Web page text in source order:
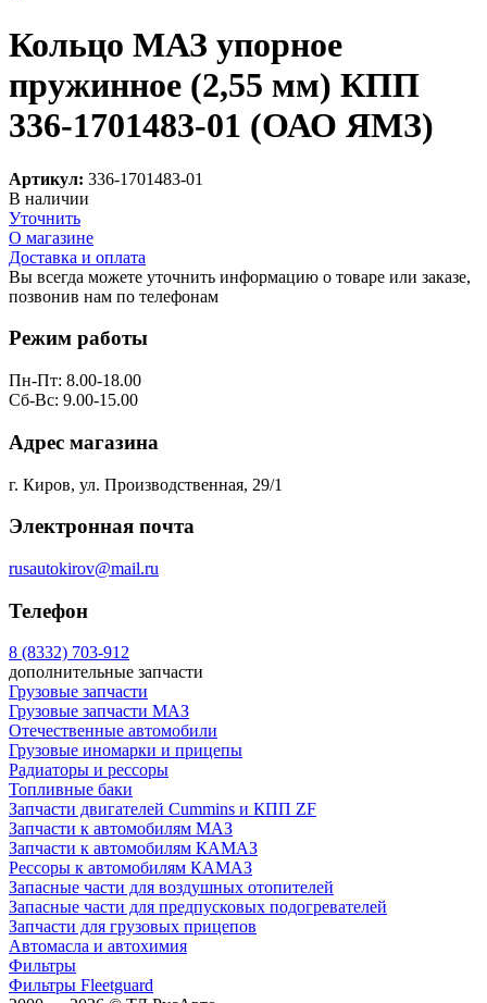
Кольцо МАЗ упорное
пружинное (2,55 мм) КПП
336-1701483-01 (ОАО ЯМЗ)
Артикул: 336-1701483-01
В наличии
Уточнить
О магазине
Доставка и оплата
Вы всегда можете уточнить информацию о товаре или заказе,
позвонив нам по телефонам
Режим работы
Пн-Пт: 8.00-18.00
Сб-Вс: 9.00-15.00
Адрес магазина
г. Киров, ул. Производственная, 29/1
Электронная почта
rusautokirov@mail.ru
Телефон
8 (8332) 703-912
дополнительные запчасти
Грузовые запчасти
Грузовые запчасти МАЗ
Отечественные автомобили
Грузовые иномарки и прицепы
Радиаторы и рессоры
Топливные баки
Запчасти двигателей Cummins и КПП ZF
Запчасти к автомобилям МАЗ
Запчасти к автомобилям КАМАЗ
Рессоры к автомобилям КАМАЗ
Запасные части для воздушных отопителей
Запасные части для предпусковых подогревателей
Запчасти для грузовых прицепов
Автомасла и автохимия
Фильтры
Фильтры Fleetguard